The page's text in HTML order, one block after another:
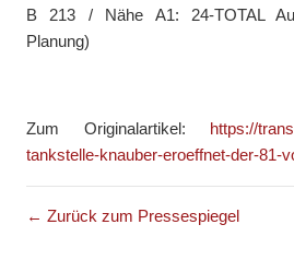
B 213 / Nähe A1: 24-TOTAL
Planung)
Zum Originalartikel: https://
tankstelle-knauber-eroeffnet-der-81-
← Zurück zum Pressespiegel